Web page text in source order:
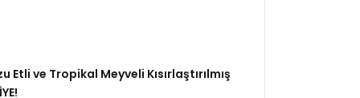
ve Tropikal Meyveli Kısırlaştırılmış